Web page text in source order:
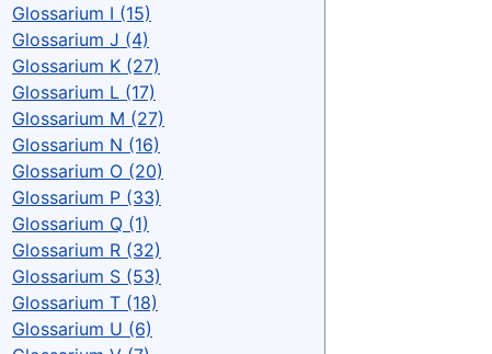
Glossarium I (15)
Glossarium J (4)
Glossarium K (27)
Glossarium L (17)
Glossarium M (27)
Glossarium N (16)
Glossarium O (20)
Glossarium P (33)
Glossarium Q (1)
Glossarium R (32)
Glossarium S (53)
Glossarium T (18)
Glossarium U (6)